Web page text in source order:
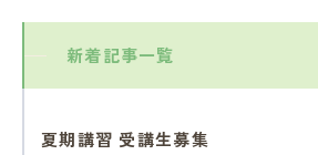
新着記事一覧
夏期講習 受講生募集